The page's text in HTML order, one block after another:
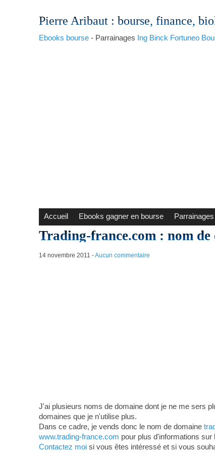
Pierre Aribaut: bourse, finance,
Ebooks bourse- Parrainages Ing Binck Fortuneo
Accueil Ebooks gagner en bourse Parrainages
Trading-france.com : nom
14 novembre 2011 -Aucun commentaire
J'ai plusieurs noms de domaine dont je ne me sers
domaines que je n'utilise plus.
Dans ce cadre, je vends donc le nom de domaine
www.trading-france.com pour plus d'informations sur
Contactez moisi vous êtes intéressé et si vous